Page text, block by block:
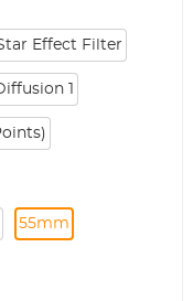
Effect Filter
1
55mm